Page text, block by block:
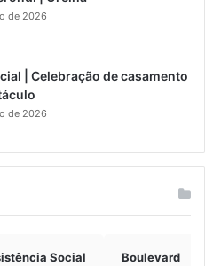
de 2026
| Celebração de casamento
de 2026
Social Boulevard